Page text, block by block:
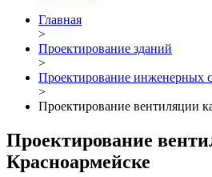
Главная
>
Проектирование зданий
>
Проектирование инженерных
>
Проектирование вентиляции
Проектирование
Красноармейске